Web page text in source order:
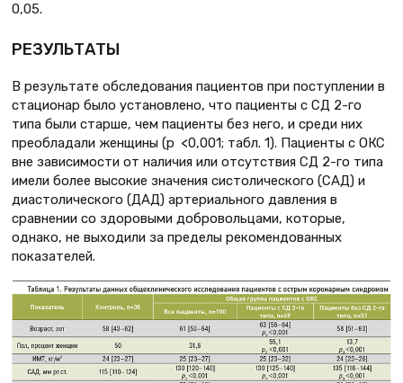
0,05.
РЕЗУЛЬТАТЫ
В результате обследования пациентов при поступлении в
стационар было установлено, что пациенты с СД 2-го
типа были старше, чем пациенты без него, и среди них
преобладали женщины (p <0,001; табл. 1). Пациенты с ОКС
вне зависимости от наличия или отсутствия СД 2-го типа
имели более высокие значения систолического (САД) и
диастолического (ДАД) артериального давления в
сравнении со здоровыми добровольцами, которые,
однако, не выходили за пределы рекомендованных
показателей.